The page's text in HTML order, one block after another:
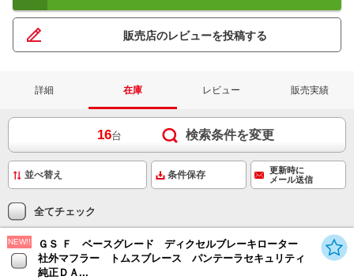
販売店のレビューを投稿する
詳細 在庫 レビュー 販売実績
16台 検索条件を変更
条件保存
更新時に
メール送信
全てチェック
NEW!!
ＧＳ Ｆ ベースグレード ディクセルブレーキローター
社外マフラー トムスブレース パンテーラセキュリティ
純正ＤＡ...